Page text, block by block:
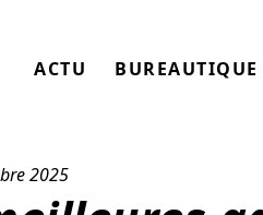
ACTU BUREAUTIQUE
2025